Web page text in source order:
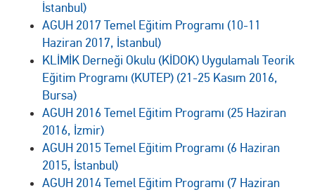
İstanbul)
AGUH 2017 Temel Eğitim Programı (10-11
Haziran 2017, İstanbul)
KLİMİK Derneği Okulu (KİDOK) Uygulamalı Teorik
Eğitim Programı (KUTEP) (21-25 Kasım 2016,
Bursa)
AGUH 2016 Temel Eğitim Programı (25 Haziran
2016, İzmir)
AGUH 2015 Temel Eğitim Programı (6 Haziran
2015, İstanbul)
AGUH 2014 Temel Eğitim Programı (7 Haziran